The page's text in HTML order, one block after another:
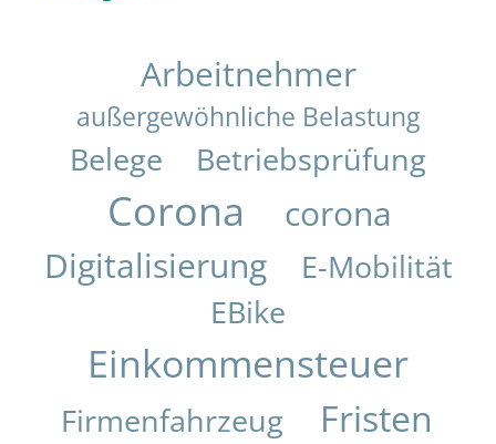
Arbeitnehmer
außergewöhnliche Belastung
Belege Betriebsprüfung
Corona
corona
Digitalisierung
E-Mobilität
EBike
Einkommensteuer
Firmenfahrzeug Fristen